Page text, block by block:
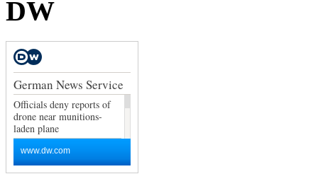
DW